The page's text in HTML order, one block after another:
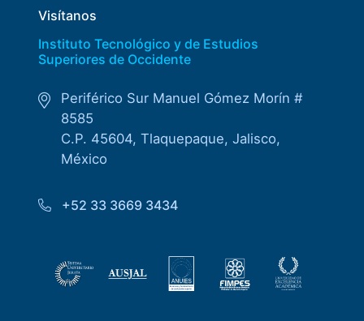
Visítanos
Instituto Tecnológico y de Estudios
Superiores de Occidente
Periférico Sur Manuel Gómez Morín #
8585
C.P. 45604, Tlaquepaque, Jalisco,
México
+52 33 3669 3434